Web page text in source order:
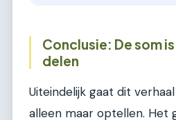
Conclusie: De som
delen
Uiteindelijk gaat dit
alleen maar optellen. Het